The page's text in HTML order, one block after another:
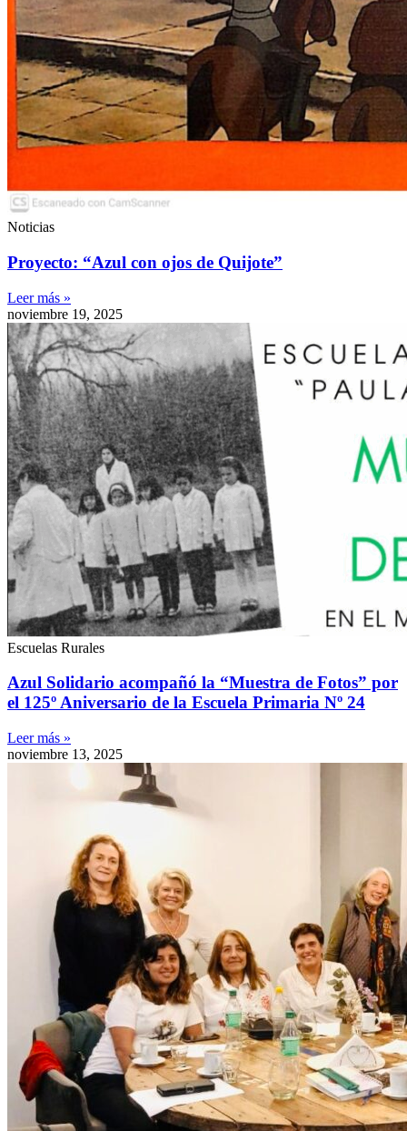
Noticias
Proyecto: “Azul con ojos de Quijote”
Leer más »
noviembre 19, 2025
Escuelas Rurales
Azul Solidario acompañó la “Muestra de Fotos” por
el 125º Aniversario de la Escuela Primaria Nº 24
Leer más »
noviembre 13, 2025